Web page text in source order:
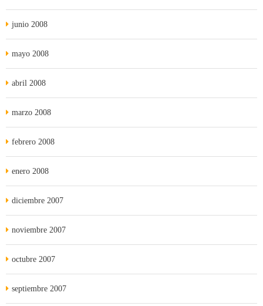
junio 2008
mayo 2008
abril 2008
marzo 2008
febrero 2008
enero 2008
diciembre 2007
noviembre 2007
octubre 2007
septiembre 2007